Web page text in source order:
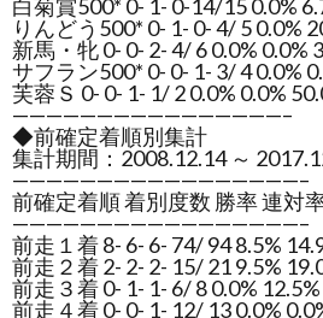
白菊賞500* 0- 1- 0-14/15 0.0%
りんどう500* 0- 1- 0- 4/ 5 0.0%
新馬・牝 0- 0- 2- 4/ 6 0.0% 0.0%
サフラン500* 0- 0- 1- 3/ 4 0.0%
芙蓉Ｓ 0- 0- 1- 1/ 2 0.0% 0.0%
————————————————–
◆前確定着順別集計
集計期間：2008.12.14 ～
—————————————————–
前確定着順 着別度数 勝率 連対
—————————————————–
前走１着 8- 6- 6- 74/ 94 8.5%
前走２着 2- 2- 2- 15/ 21 9.5%
前走３着 0- 1- 1- 6/ 8 0.0%
前走４着 0- 0- 1- 12/ 13 0.0%